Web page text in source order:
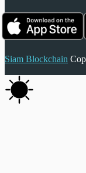
Siam Blockchain